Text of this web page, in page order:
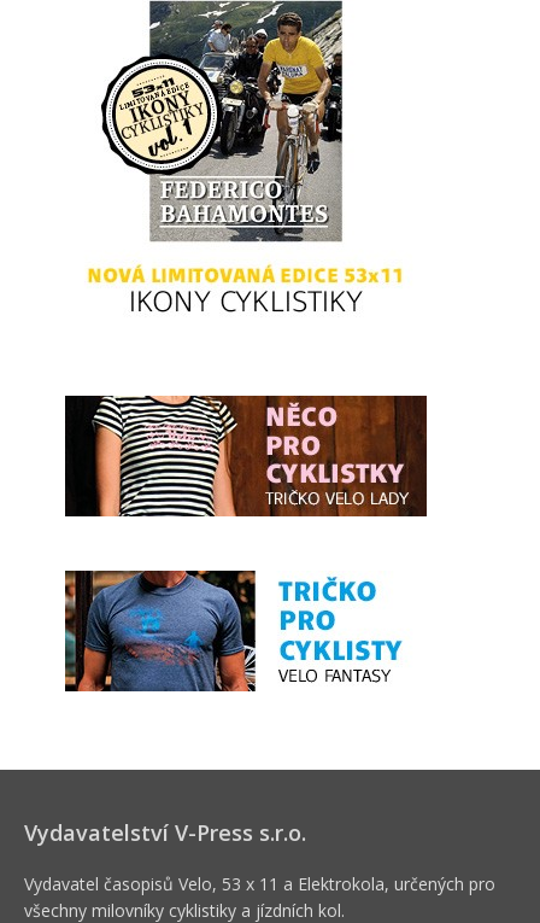
Vydavatelství V-Press s.r.o.
Vydavatel časopisů Velo, 53 x 11 a Elektrokola, určených pro
všechny milovníky cyklistiky a jízdních kol.